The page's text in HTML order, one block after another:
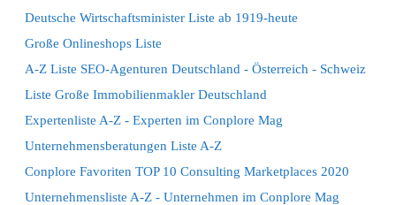
Deutsche Wirtschaftsminister Liste ab 1919-heute
Große Onlineshops Liste
A-Z Liste SEO-Agenturen Deutschland - Österreich - Schweiz
Liste Große Immobilienmakler Deutschland
Expertenliste A-Z - Experten im Conplore Mag
Unternehmensberatungen Liste A-Z
Conplore Favoriten TOP 10 Consulting Marketplaces 2020
Unternehmensliste A-Z - Unternehmen im Conplore Mag